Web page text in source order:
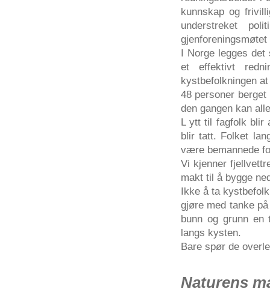
kunnskap og
understreket
I Norge legges
et effektivt
kystbefolkningen
48 personer
den gangen kan
L ytt til fagfolk blir
blir tatt. Folket
være bemannede
Vi kjenner
makt til å bygge
Ikke å ta
gjøre med tanke
bunn og grunn en
langs kysten.
Bare spør de
Naturens